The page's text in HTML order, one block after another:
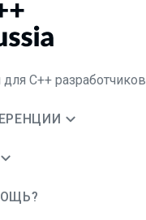
C++ разработчиков